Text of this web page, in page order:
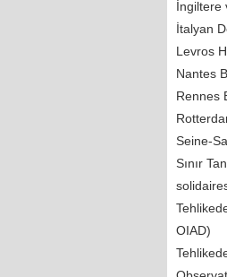
İngiltere
İtalyan
Levros
Nantes
Rennes
Seine-
Sınır
OIAD)